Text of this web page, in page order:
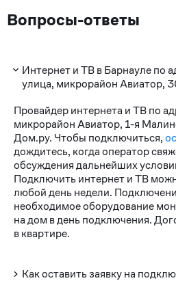
Вопросы-ответы
Интернет и ТВ в Барнауле по
улица, микрорайон Авиатор,
Провайдер интернета и ТВ по
микрорайон Авиатор, 1-я
Дом.ру. Чтобы подключиться,
дождитесь, когда оператор
обсуждения дальнейших
Подключить интернет и ТВ
любой день недели.
необходимое оборудование
на дом в день подключения.
в квартире.
Как оставить заявку на